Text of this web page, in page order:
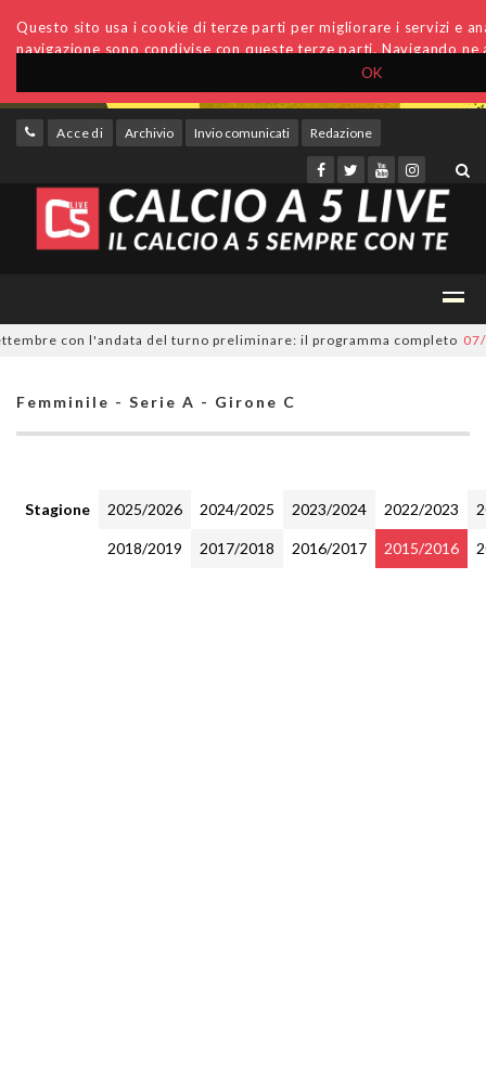
OK
Questo sito usa i cookie di terze parti per migliorare i servizi e
navigazione sono condivise con queste terze parti. Navigando
Accedi Archivio Invio comunicati Redazione
con l'andata del turno preliminare: il programma completo 07/08/
Femminile - Serie A - Girone C
Stagione 2025/2026 2024/2025 2023/2024 2022/2023
2018/2019 2017/2018 2016/2017 2015/2016